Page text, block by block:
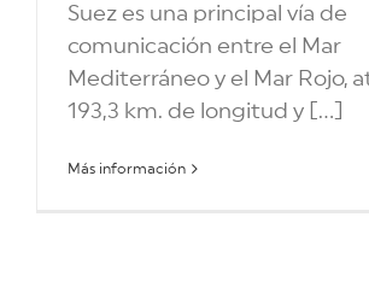
Suez es una principal vía de
comunicación entre el Mar
Mediterráneo y el Mar Rojo,
193,3 km. de longitud y [...]
Más información